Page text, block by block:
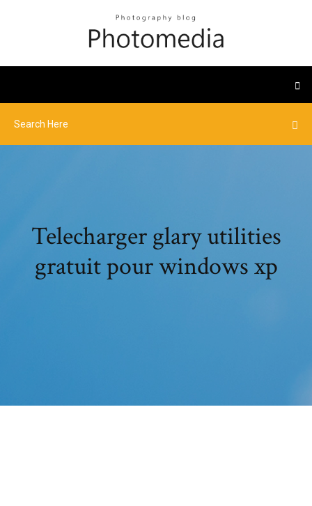
Telecharger glary utilities
gratuit pour windows xp